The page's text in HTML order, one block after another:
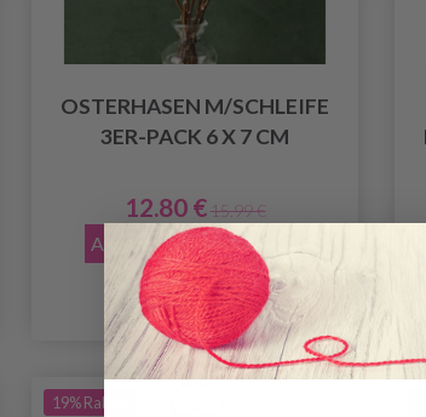
OSTERHASEN M/SCHLEIFE
3ER-PACK 6 X 7 CM
12.80 € 15.99 €
Angebot bis 12/08/2026
Anzahl
19% Rabatt